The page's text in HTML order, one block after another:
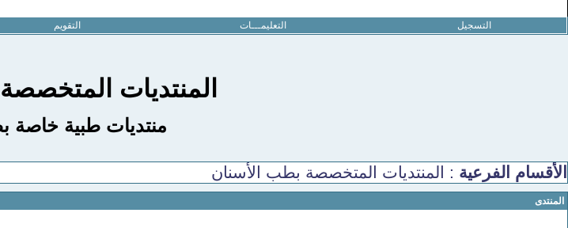
التسجيل التعليمـــات التقويم
المنتديات
منتديات طبية خاصة
الأقسام الفرعية : المنتديات المتخصصة بطب الأسنان
المنتدى